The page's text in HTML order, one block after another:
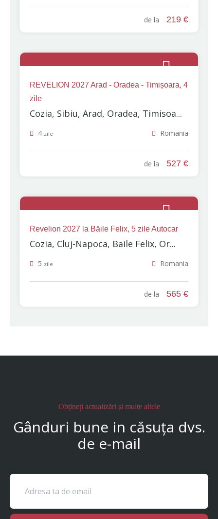
de la 219 €
REVELION 2027 Arad - Oradea - Timișoara, 4
zile
Cozia, Sibiu, Arad, Oradea, Timisoa...
4 zile Romania
de la 527 €
Revelion 2027 la Băile Felix, 5 zile Autocar
Cozia, Cluj-Napoca, Baile Felix, Or...
5 zile Romania
de la 565 €
Obțineți actualizări și multe altele
Gânduri bune in căsuța dvs.
de e-mail